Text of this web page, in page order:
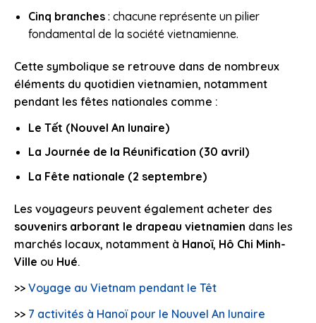
Cinq branches : chacune représente un pilier
fondamental de la société vietnamienne.
Cette symbolique se retrouve dans de nombreux
éléments du quotidien vietnamien, notamment
pendant les fêtes nationales comme :
Le Tết (Nouvel An lunaire)
La Journée de la Réunification (30 avril)
La Fête nationale (2 septembre)
Les voyageurs peuvent également acheter des
souvenirs arborant le drapeau vietnamien dans les
marchés locaux, notamment à Hanoï, Hô Chi Minh-
Ville ou Hué.
>> Voyage au Vietnam pendant le Têt
>> 7 activités à Hanoï pour le Nouvel An lunaire